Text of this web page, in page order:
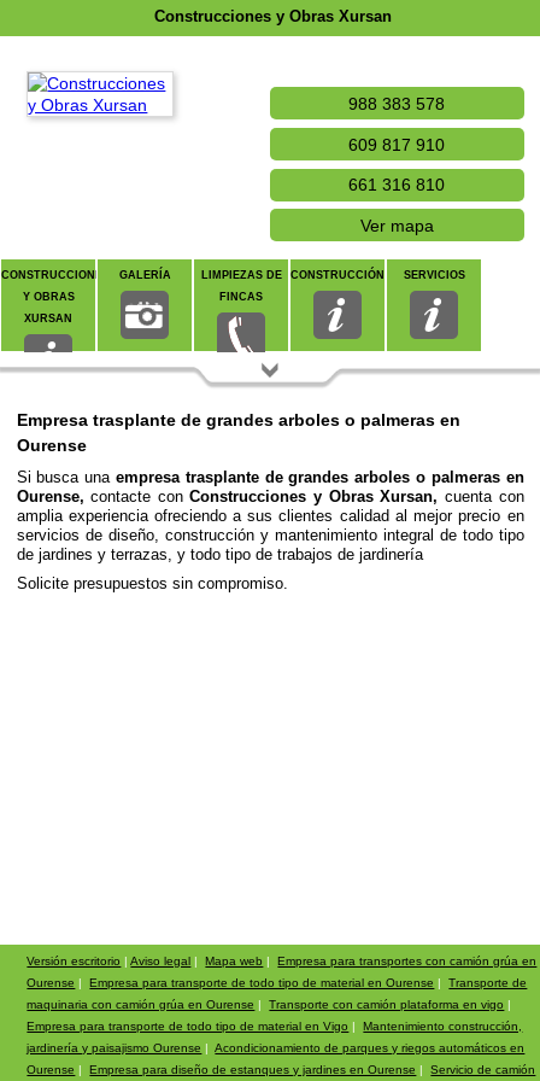
Construcciones y Obras Xursan
988 383 578
609 817 910
661 316 810
Ver mapa
CONSTRUCCIONES
Y OBRAS
XURSAN
GALERÍA
LIMPIEZAS DE
FINCAS
CONSTRUCCIÓN SERVICIOS
CONTACTAR
Empresa trasplante de grandes arboles o palmeras en
Ourense
Si busca una empresa trasplante de grandes arboles o palmeras en
Ourense, contacte conConstrucciones y Obras Xursan, cuenta con
amplia experiencia ofreciendo a sus clientes calidad al mejor precio en
servicios de diseño, construcción y mantenimiento integral de todo tipo
de jardines y terrazas, y todo tipo de trabajos de jardinería
Solicite presupuestos sin compromiso.
Versión escritorio |Aviso legal |Mapa web |Empresa para transportes con camión grúa en
Ourense |Empresa para transporte de todo tipo de material en Ourense |Transporte de
maquinaria con camión grúa en Ourense |Transporte con camión plataforma en vigo |
Empresa para transporte de todo tipo de material en Vigo |Mantenimiento construcción,
jardinería y paisajismo Ourense |Acondicionamiento de parques y riegos automáticos en
Ourense |Empresa para diseño de estanques y jardines en Ourense |Servicio de camión